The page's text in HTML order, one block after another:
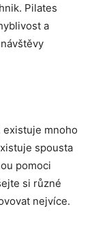
Pilates
a
existuje mnoho
spousta
pomoci
si různé
nejvíce.